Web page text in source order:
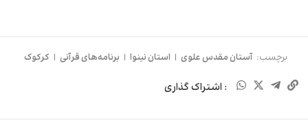
برچسب: آستان مقدس علوی | استان نینوا | برنامه‌های قرآنی | کرکوک
: اشتراک گذاری